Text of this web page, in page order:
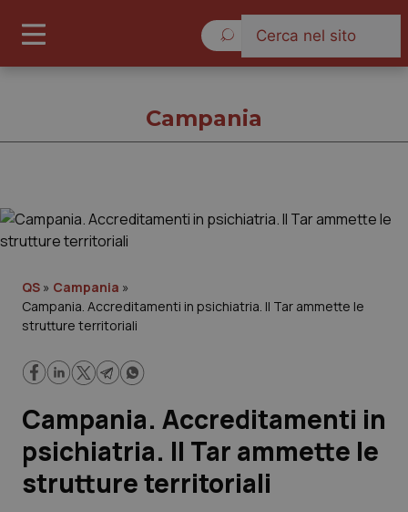
Governo e Parlamento
Regioni e Asl
Lavoro e Professioni
Scienza e Farmaci
Studi e Analisi
Campania
QS » Campania »
Campania. Accreditamenti in psichiatria. Il Tar ammette le
strutture territoriali
Campania. Accreditamenti in
psichiatria. Il Tar ammette le
strutture territoriali